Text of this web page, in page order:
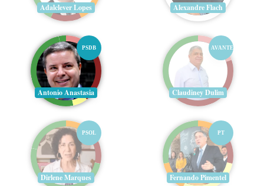
Adalclever Lopes Alexandre Flach
PSDB
Antonio Anastasia
AVANTE
Claudiney Dulim
PSOL
Dirlene Marques
PT
Fernando Pimentel